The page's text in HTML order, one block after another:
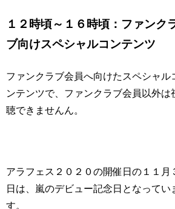
１２時頃～１６時頃：ファンク
ブ向けスペシャルコンテンツ
ファンクラブ会員へ向けたスペシャル
ンテンツで、ファンクラブ会員以外は
聴できませんん。
アラフェス２０２０の開催日の１１月
日は、嵐のデビュー記念日となってい
す。